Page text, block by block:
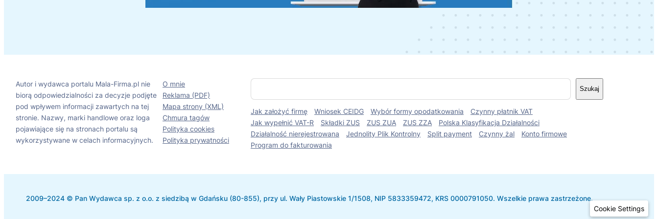
Autor i wydawca portalu Mala-Firma.pl nie
biorą odpowiedzialności za decyzje podjęte
pod wpływem informacji zawartych na tej
stronie. Nazwy, marki handlowe oraz loga
pojawiające się na stronach portalu są
wykorzystywane w celach informacyjnych.
O mnie
Reklama (PDF)
Mapa strony (XML)
Chmura tagów
Polityka cookies
Polityka prywatności
S
k
a
j
Szukaj
Jak założyć firmę Wniosek CEIDG Wybór formy opodatkowania
Czynny płatnik VAT
Jak wypełnić VAT-R
Składki ZUS ZUS ZUA ZUS ZZA
Polska Klasyfikacja Działalności
Działalność nierejestrowana
Jednolity Plik Kontrolny Split payment Czynny żal
Konto firmowe
Program do fakturowania
2009–2024 © Pan Wydawca sp. z o.o. z siedzibą w Gdańsku (80-855), przy ul. Wały Piastowskie 1/1508, NIP 5833359472, KRS 0000791050. Wszelkie prawa zastrzeżone.
Cookie Settings